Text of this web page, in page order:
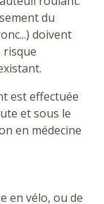
du
doivent
est effectuée
et sous le
en médecine
en vélo, ou de